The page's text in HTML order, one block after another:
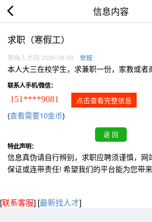
信息内容
求职（寒假工）
黄梅人才网 2026.08.09 举报
本人大三在校学生，求兼职一份，家教或者
联系人手机/微信：
151****9081 点击查看完整信息
(查看需要10金币)
特此声明：
信息真伪请自行辨别，求职应聘须谨慎，网
保证或连带责任! 希望我们的平台能为您带来
[联系客服] [最新找人才]